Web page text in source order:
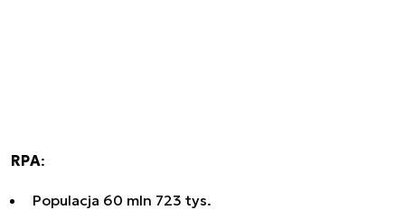
RPA:
Populacja 60 mln 723 tys.